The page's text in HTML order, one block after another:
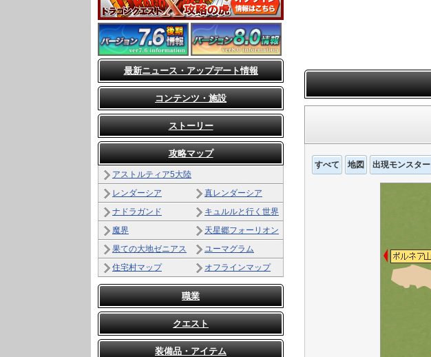
すべて 地図 出現モンスター
最新ニュース・アップデート情報
コンテンツ・施設
ストーリー
攻略マップ
アストルティア5大陸
レンダーシア
真レンダーシア
ナドラガンド
キュルルと行く世界
魔界
天星郷フォーリオン
果ての大地ゼニアス
ユーマグラム
住宅村マップ
オフラインマップ
職業
クエスト
装備品・アイテム